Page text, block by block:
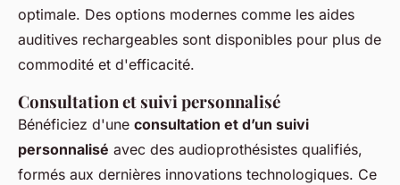
optimale. Des options modernes comme les aides
auditives rechargeables sont disponibles pour plus de
commodité et d'efficacité.
Consultation et suivi personnalisé
Bénéficiez d'une consultation et d’un suivi
personnalisé avec des audioprothésistes qualifiés,
formés aux dernières innovations technologiques. Ce